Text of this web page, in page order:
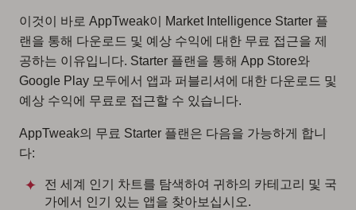
이것이 바로 AppTweak이 Market Intelligence Starter 플
랜을 통해 다운로드 및 예상 수익에 대한 무료 접근을 제
공하는 이유입니다. Starter 플랜을 통해 App Store와
Google Play 모두에서 앱과 퍼블리셔에 대한 다운로드 및
예상 수익에 무료로 접근할 수 있습니다.
AppTweak의 무료 Starter 플랜은 다음을 가능하게 합니
다:
전 세계 인기 차트를 탐색하여 귀하의 카테고리 및 국
가에서 인기 있는 앱을 찾아보십시오.